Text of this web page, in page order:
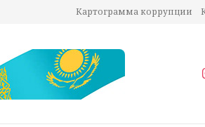
Картограмма коррупции